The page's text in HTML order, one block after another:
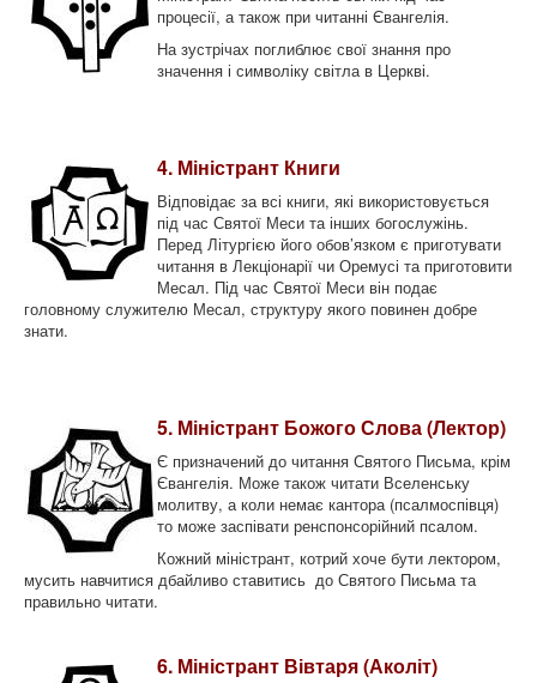
процесії, а також при читанні Євангелія.
На зустрічах поглиблює свої знання про
значення і символіку світла в Церкві.
4. Міністрант Книги
Відповідає за всі книги, які використовується
під час Святої Меси та інших богослужінь.
Перед Літургією його обов’язком є приготувати
читання в Лекціонарії чи Оремусі та приготовити
Месал. Під час Святої Меси він подає
головному служителю Месал, структуру якого повинен добре
знати.
5. Міністрант Божого Слова (Лектор)
Є призначений до читання Святого Письма, крім
Євангелія. Може також читати Вселенську
молитву, а коли немає кантора (псалмоспівця)
то може заспівати ренспонсорійний псалом.
Кожний міністрант, котрий хоче бути лектором,
мусить навчитися дбайливо ставитись до Святого Письма та
правильно читати.
6. Міністрант Вівтаря (Аколіт)